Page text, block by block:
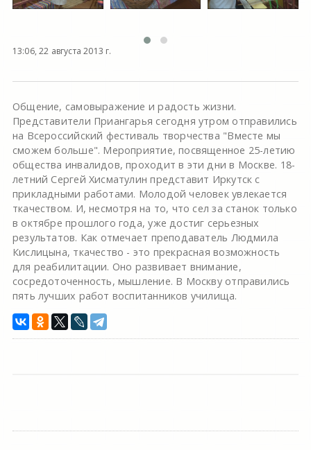
13:06, 22 августа 2013 г.
Общение, самовыражение и радость жизни.
Представители Приангарья сегодня утром отправились
на Всероссийский фестиваль творчества "Вместе мы
сможем больше". Мероприятие, посвященное 25-летию
общества инвалидов, проходит в эти дни в Москве. 18-
летний Сергей Хисматулин представит Иркутск с
прикладными работами. Молодой человек увлекается
ткачеством. И, несмотря на то, что сел за станок только
в октябре прошлого года, уже достиг серьезных
результатов. Как отмечает преподаватель Людмила
Кислицына, ткачество - это прекрасная возможность
для реабилитации. Оно развивает внимание,
сосредоточенность, мышление. В Москву отправились
пять лучших работ воспитанников училища.